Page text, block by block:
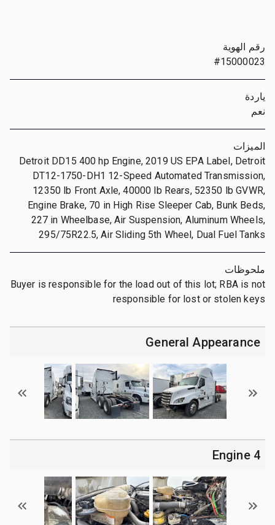
رقم الهوية
#15000023
ياردة
نعم
الميزات
Detroit DD15 400 hp Engine, 2019 US EPA Label, Detroit
DT12-1750-DH1 12-Speed Automated Transmission,
12350 lb Front Axle, 40000 lb Rears, 52350 lb GVWR,
Engine Brake, 70 in High Rise Sleeper Cab, Bunk Beds,
227 in Wheelbase, Air Suspension, Aluminum Wheels,
295/75R22.5, Air Sliding 5th Wheel, Dual Fuel Tanks
ملحوظات
Buyer is responsible for the load out of this lot; RBA is not
responsible for lost or stolen keys
General Appearance
4 Engine